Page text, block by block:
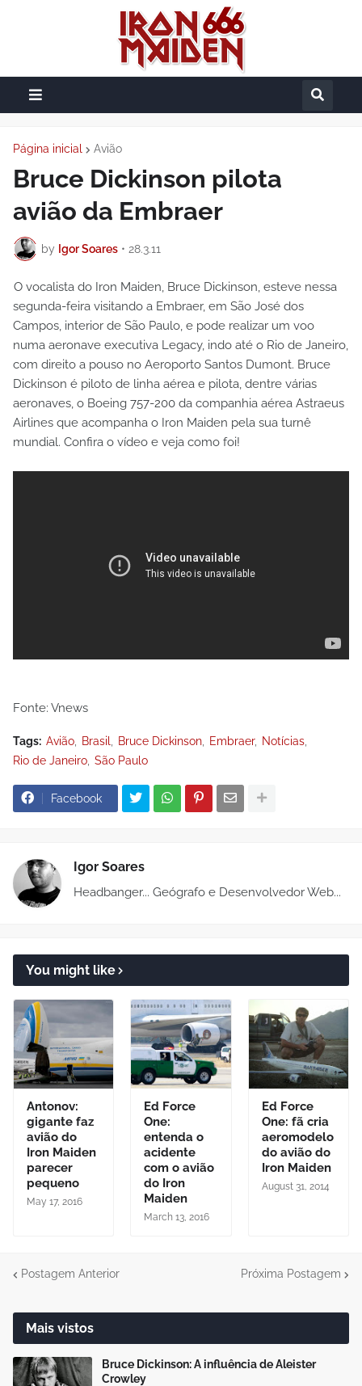
Página inicial Avião
Bruce Dickinson pilota
avião da Embraer
by Igor Soares • 28.3.11
O vocalista do Iron Maiden, Bruce Dickinson, esteve nessa
segunda-feira visitando a Embraer, em São José dos
Campos, interior de São Paulo, e pode realizar um voo
numa aeronave executiva Legacy, indo até o Rio de Janeiro,
com direito a pouso no Aeroporto Santos Dumont. Bruce
Dickinson é piloto de linha aérea e pilota, dentre várias
aeronaves, o Boeing 757-200 da companhia aérea Astraeus
Airlines que acompanha o Iron Maiden pela sua turnê
mundial. Confira o vídeo e veja como foi!
Fonte: Vnews
Tags: Avião Brasil Bruce Dickinson Embraer
Notícias
Rio de Janeiro São Paulo
Facebook
Igor Soares
Headbanger... Geógrafo e Desenvolvedor Web...
You might like
Antonov:
gigante faz
avião do
Iron Maiden
parecer
pequeno
May 17, 2016
Ed Force
One:
entenda o
acidente
com o avião
do Iron
Maiden
March 13, 2016
Ed Force
One: fã cria
aeromodelo
do avião do
Iron Maiden
August 31, 2014
Postagem Anterior Próxima Postagem
Mais vistos
Bruce Dickinson: A influência de Aleister
Crowley